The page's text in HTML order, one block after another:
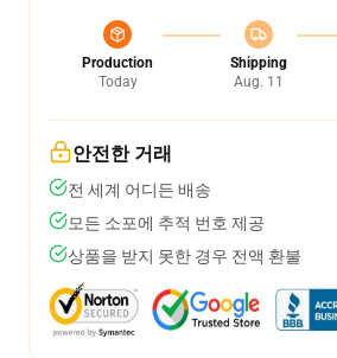
Production
Today
Shipping
Aug. 11
안전한 거래
전 세계 어디든 배송
모든 소포에 추적 번호 제공
상품을 받지 못한 경우 전액 환불